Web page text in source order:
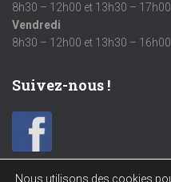
8h30 – 12h00 et 13h30 – 17h00
Vendredi
8h30 – 12h00 et 13h30 – 16h00
Suivez-nous !
Nous utilisons des cookies